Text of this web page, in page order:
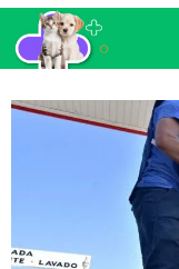
Se dio de baja el
provincias argentinas?
Abril 11, 2023